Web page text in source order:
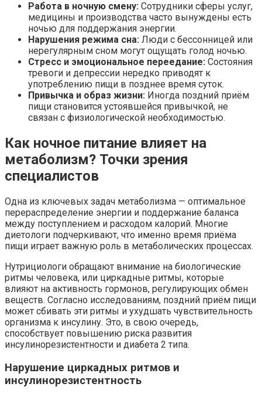
Работа в ночную смену: Сотрудники сферы услуг,
медицины и производства часто вынуждены есть
ночью для поддержания энергии.
Нарушения режима сна: Люди с бессонницей или
нерегулярным сном могут ощущать голод ночью.
Стресс и эмоциональное переедание: Состояния
тревоги и депрессии нередко приводят к
употреблению пищи в позднее время суток.
Привычка и образ жизни: Иногда поздний приём
пищи становится устоявшейся привычкой, не
связан с физиологической необходимостью.
Как ночное питание влияет на
метаболизм? Точки зрения
специалистов
Одна из ключевых задач метаболизма — оптимальное
перераспределение энергии и поддержание баланса
между поступлением и расходом калорий. Многие
диетологи подчеркивают, что именно время приёма
пищи играет важную роль в метаболических процессах.
Нутрициологи обращают внимание на биологические
ритмы человека, или циркадные ритмы, которые
влияют на активность гормонов, регулирующих обмен
веществ. Согласно исследованиям, поздний приём пищи
может сбивать эти ритмы и ухудшать чувствительность
организма к инсулину. Это, в свою очередь,
способствует повышению риска развития
инсулинорезистентности и диабета 2 типа.
Нарушение циркадных ритмов и
инсулинорезистентность